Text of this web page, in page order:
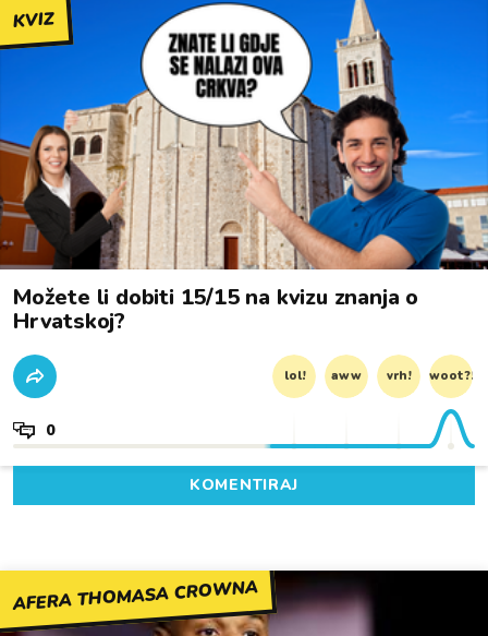
KVIZ
Možete li dobiti 15/15 na kvizu znanja o
Hrvatskoj?
lol! aww vrh! woot?!
0
KOMENTIRAJ
AFERA THOMASA CROWNA